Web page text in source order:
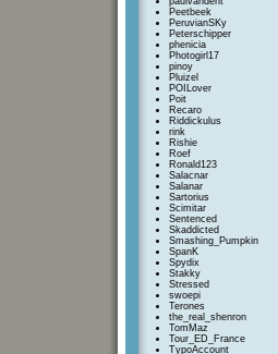
Peetbeek
PeruvianSKy
Peterschipper
phenicia
Photogirl17
pinoy
Pluizel
POILover
Poit
Recaro
Riddickulus
rink
Rishie
Roef
Ronald123
Salacnar
Salanar
Sartorius
Scimitar
Sentenced
Skaddicted
Smashing_Pumpkin
SpanK
Spydix
Stakky
Stressed
swoepi
Terones
the_real_shenron
TomMaz
Tour_ED_France
TypoAccount